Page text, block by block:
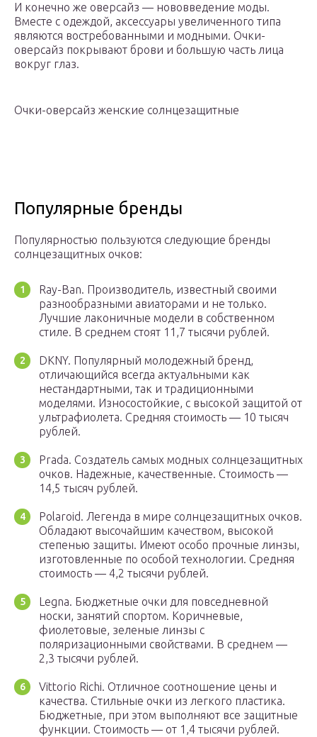
И конечно же оверсайз — нововведение моды.
Вместе с одеждой, аксессуары увеличенного типа
являются востребованными и модными. Очки-
оверсайз покрывают брови и большую часть лица
вокруг глаз.
Очки-оверсайз женские солнцезащитные
Популярные бренды
Популярностью пользуются следующие бренды
солнцезащитных очков:
Ray-Ban. Производитель, известный своими
разнообразными авиаторами и не только.
Лучшие лаконичные модели в собственном
стиле. В среднем стоят 11,7 тысячи рублей.
DKNY. Популярный молодежный бренд,
отличающийся всегда актуальными как
нестандартными, так и традиционными
моделями. Износостойкие, с высокой защитой от
ультрафиолета. Средняя стоимость — 10 тысяч
рублей.
Prada. Создатель самых модных солнцезащитных
очков. Надежные, качественные. Стоимость —
14,5 тысяч рублей.
Polaroid. Легенда в мире солнцезащитных очков.
Обладают высочайшим качеством, высокой
степенью защиты. Имеют особо прочные линзы,
изготовленные по особой технологии. Средняя
стоимость — 4,2 тысячи рублей.
Legna. Бюджетные очки для повседневной
носки, занятий спортом. Коричневые,
фиолетовые, зеленые линзы с
поляризационными свойствами. В среднем —
2,3 тысячи рублей.
Vittorio Richi. Отличное соотношение цены и
качества. Стильные очки из легкого пластика.
Бюджетные, при этом выполняют все защитные
функции. Стоимость — от 1,4 тысячи рублей.